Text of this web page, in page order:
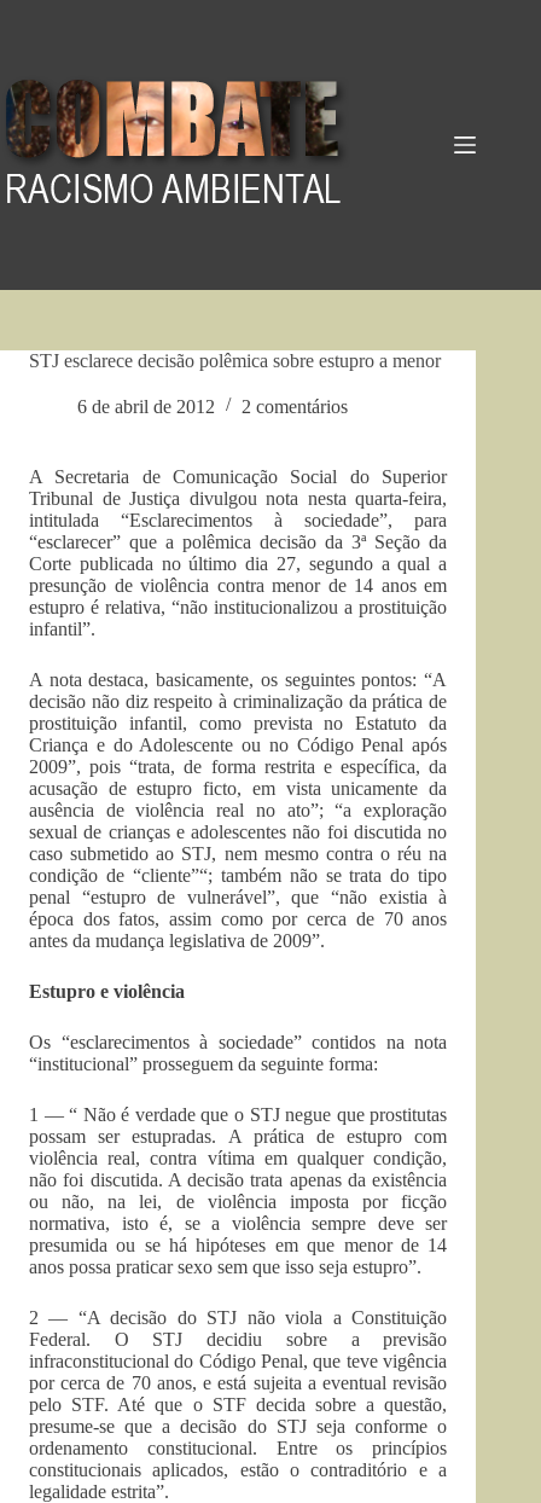
STJ esclarece decisão polêmica sobre estupro a menor
6 de abril de 2012 2 comentários
A Secretaria de Comunicação Social do Superior
Tribunal de Justiça divulgou nota nesta quarta-feira,
intitulada “Esclarecimentos à sociedade”, para
“esclarecer” que a polêmica decisão da 3ª Seção da
Corte publicada no último dia 27, segundo a qual a
presunção de violência contra menor de 14 anos em
estupro é relativa, “não institucionalizou a prostituição
infantil”.
A nota destaca, basicamente, os seguintes pontos: “A
decisão não diz respeito à criminalização da prática de
prostituição infantil, como prevista no Estatuto da
Criança e do Adolescente ou no Código Penal após
2009”, pois “trata, de forma restrita e específica, da
acusação de estupro ficto, em vista unicamente da
ausência de violência real no ato”; “a exploração
sexual de crianças e adolescentes não foi discutida no
caso submetido ao STJ, nem mesmo contra o réu na
condição de “cliente”“; também não se trata do tipo
penal “estupro de vulnerável”, que “não existia à
época dos fatos, assim como por cerca de 70 anos
antes da mudança legislativa de 2009”.
Estupro e violência
Os “esclarecimentos à sociedade” contidos na nota
“institucional” prosseguem da seguinte forma:
1 — “ Não é verdade que o STJ negue que prostitutas
possam ser estupradas. A prática de estupro com
violência real, contra vítima em qualquer condição,
não foi discutida. A decisão trata apenas da existência
ou não, na lei, de violência imposta por ficção
normativa, isto é, se a violência sempre deve ser
presumida ou se há hipóteses em que menor de 14
anos possa praticar sexo sem que isso seja estupro”.
2 — “A decisão do STJ não viola a Constituição
Federal. O STJ decidiu sobre a previsão
infraconstitucional do Código Penal, que teve vigência
por cerca de 70 anos, e está sujeita a eventual revisão
pelo STF. Até que o STF decida sobre a questão,
presume-se que a decisão do STJ seja conforme o
ordenamento constitucional. Entre os princípios
constitucionais aplicados, estão o contraditório e a
legalidade estrita”.